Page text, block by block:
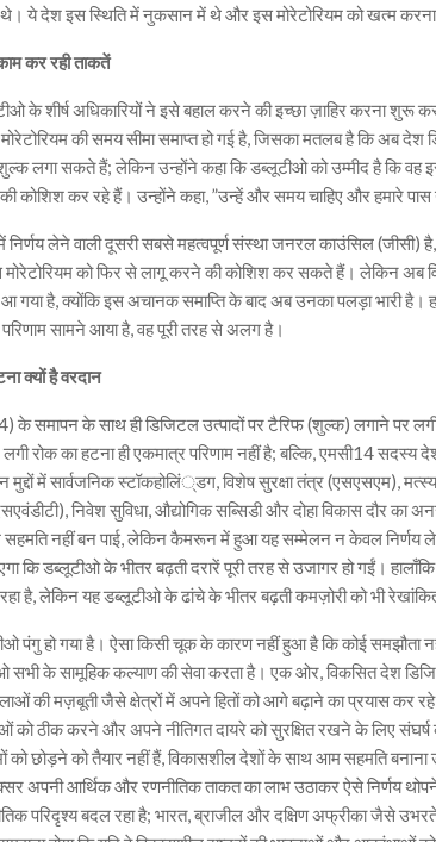
ये देश इस स्थिति में नुकसान में थे और इस मोरेटोरियम को खत्म
कर रही ताकतें
के शीर्ष अधिकारियों ने इसे बहाल करने की इच्छा ज़ाहिर करना शुरू
की समय सीमा समाप्त हो गई है, जिसका मतलब है कि अब
लगा सकते हैं; लेकिन उन्होंने कहा कि डब्लूटीओ को उम्मीद है कि वह
कोशिश कर रहे हैं। उन्होंने कहा, ”उन्हें और समय चाहिए और हमारे पास
निर्णय लेने वाली दूसरी सबसे महत्वपूर्ण संस्था जनरल काउंसिल
मोरेटोरियम को फिर से लागू करने की कोशिश कर सकते हैं। लेकिन
है, क्योंकि इस अचानक समाप्ति के बाद अब उनका पलड़ा भारी है।
सामने आया है, वह पूरी तरह से अलग है।
क्यों है वरदान
के समापन के साथ ही डिजिटल उत्पादों पर टैरिफ (शुल्क) लगाने पर
रोक का हटना ही एकमात्र परिणाम नहीं है; बल्कि, एमसी14 सदस्य
में सार्वजनिक स्टॉकहोलिं्डग, विशेष सुरक्षा तंत्र (एसएसएम),
निवेश सुविधा, औद्योगिक सब्सिडी और दोहा विकास दौर का
नहीं बन पाई, लेकिन कैमरून में हुआ यह सम्मेलन न केवल निर्णय
कि डब्लूटीओ के भीतर बढ़ती दरारें पूरी तरह से उजागर हो गईं।
है, लेकिन यह डब्लूटीओ के ढांचे के भीतर बढ़ती कमज़ोरी को भी
पंगु हो गया है। ऐसा किसी चूक के कारण नहीं हुआ है कि कोई समझौता
सभी के सामूहिक कल्याण की सेवा करता है। एक ओर, विकसित देश
की मज़बूती जैसे क्षेत्रों में अपने हितों को आगे बढ़ाने का प्रयास कर
ठीक करने और अपने नीतिगत दायरे को सुरक्षित रखने के लिए
को छोड़ने को तैयार नहीं हैं, विकासशील देशों के साथ आम सहमति बनाना
अपनी आर्थिक और रणनीतिक ताकत का लाभ उठाकर ऐसे निर्णय
परिदृश्य बदल रहा है; भारत, ब्राजील और दक्षिण अफ्रीका जैसे